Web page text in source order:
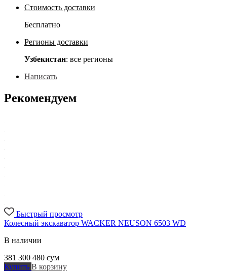
Стоимость доставки
Бесплатно
Регионы доставки
Узбекистан: все регионы
Написать
Рекомендуем
Быстрый просмотр
Колесный экскаватор WACKER NEUSON 6503 WD
В наличии
381 300 480 сум
Купить В корзину